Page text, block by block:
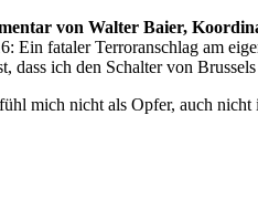
von Walter Baier,
Ein fataler Terroranschlag am
dass ich den Schalter von
mich nicht als Opfer, auch